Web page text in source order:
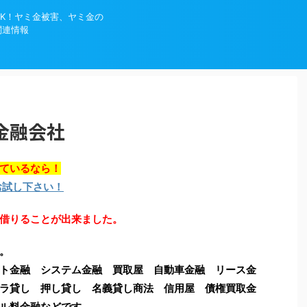
！ヤミ金被害、ヤミ金の
情報
融会社
いるなら！
し下さい！
りることが出来ました。
金融 システム金融 買取屋 自動車金融 リース金
貸し 押し貸し 名義貸し商法 信用屋 債権買取金